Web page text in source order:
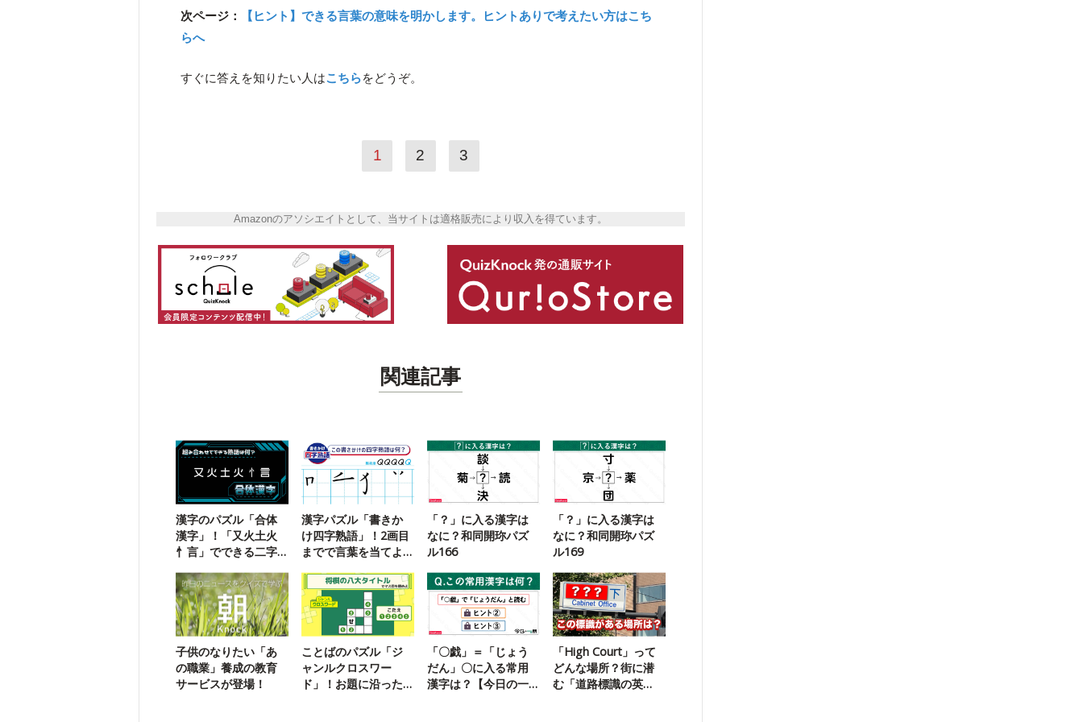
次ページ：
【ヒント】できる言葉の意味を明かします。ヒントありで考えたい方はこち
らへ
すぐに答えを知りたい人はこちらをどうぞ。
1 2 3
Amazonのアソシエイトとして、当サイトは適格販売により収入を得ています。
関連記事
漢字のパズル「合体
漢字」！「又火土火
忄言」でできる二字
漢字パズル「書きか
け四字熟語」！2画目
までで言葉を当てよ
「？」に入る漢字は
なに？和同開珎パズ
ル166
「？」に入る漢字は
なに？和同開珎パズ
ル169
子供のなりたい「あ
の職業」養成の教育
サービスが登場！
ことばのパズル「ジ
ャンルクロスワー
ド」！お題に沿った
「〇戯」＝「じょう
だん」〇に入る常用
漢字は？【今日の一
「High Court」って
どんな場所？街に潜
む「道路標識の英